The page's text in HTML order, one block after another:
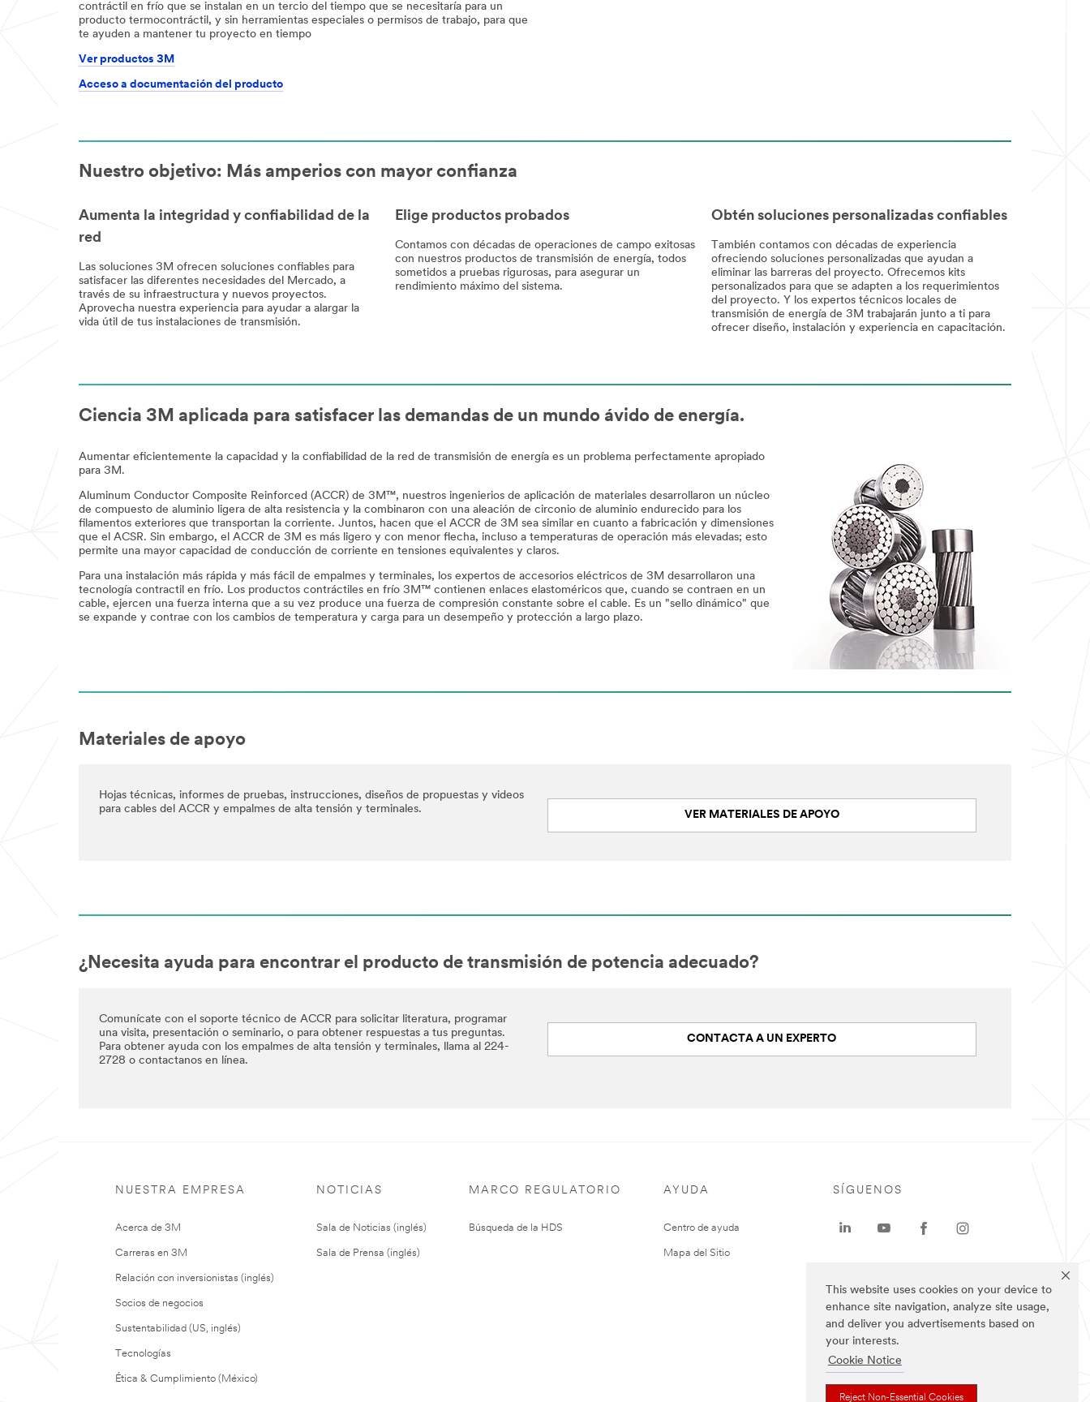
This website uses cookies on your device to
enhance site navigation, analyze site usage,
and deliver you advertisements based on
your interests.
Cookie Notice
Reject Non-Essential Cookies
contráctil en frío que se instalan en un tercio del tiempo que se necesitaría para un
producto termocontráctil, y sin herramientas especiales o permisos de trabajo, para que
te ayuden a mantener tu proyecto en tiempo
Ver productos 3M
Acceso a documentación del producto
Nuestro objetivo: Más amperios con mayor confianza
Aumenta la integridad y confiabilidad de la
red
Las soluciones 3M ofrecen soluciones confiables para
satisfacer las diferentes necesidades del Mercado, a
través de su infraestructura y nuevos proyectos.
Aprovecha nuestra experiencia para ayudar a alargar la
vida útil de tus instalaciones de transmisión.
Elige productos probados
Contamos con décadas de operaciones de campo exitosas
con nuestros productos de transmisión de energía, todos
sometidos a pruebas rigurosas, para asegurar un
rendimiento máximo del sistema.
Obtén soluciones personalizadas confiables
También contamos con décadas de experiencia
ofreciendo soluciones personalizadas que ayudan a
eliminar las barreras del proyecto. Ofrecemos kits
personalizados para que se adapten a los requerimientos
del proyecto. Y los expertos técnicos locales de
transmisión de energía de 3M trabajarán junto a ti para
ofrecer diseño, instalación y experiencia en capacitación.
Ciencia 3M aplicada para satisfacer las demandas de un mundo ávido de energía.
Aumentar eficientemente la capacidad y la confiabilidad de la red de transmisión de energía es un problema perfectamente apropiado
para 3M.
Aluminum Conductor Composite Reinforced (ACCR) de 3M™, nuestros ingenierios de aplicación de materiales desarrollaron un núcleo
de compuesto de aluminio ligera de alta resistencia y la combinaron con una aleación de circonio de aluminio endurecido para los
filamentos exteriores que transportan la corriente. Juntos, hacen que el ACCR de 3M sea similar en cuanto a fabricación y dimensiones
que el ACSR. Sin embargo, el ACCR de 3M es más ligero y con menor flecha, incluso a temperaturas de operación más elevadas; esto
permite una mayor capacidad de conducción de corriente en tensiones equivalentes y claros.
Para una instalación más rápida y más fácil de empalmes y terminales, los expertos de accesorios eléctricos de 3M desarrollaron una
tecnología contractil en frío. Los productos contráctiles en frío 3M™ contienen enlaces elastoméricos que, cuando se contraen en un
cable, ejercen una fuerza interna que a su vez produce una fuerza de compresión constante sobre el cable. Es un "sello dinámico" que
se expande y contrae con los cambios de temperatura y carga para un desempeño y protección a largo plazo.
Materiales de apoyo
Hojas técnicas, informes de pruebas, instrucciones, diseños de propuestas y videos
para cables del ACCR y empalmes de alta tensión y terminales.
VER MATERIALES DE APOYO
¿Necesita ayuda para encontrar el producto de transmisión de potencia adecuado?
Comunícate con el soporte técnico de ACCR para solicitar literatura, programar
una visita, presentación o seminario, o para obtener respuestas a tus preguntas.
Para obtener ayuda con los empalmes de alta tensión y terminales, llama al 224-
2728 o contactanos en línea.
CONTACTA A UN EXPERTO
NUESTRA EMPRESA
Acerca de 3M
Carreras en 3M
Relación con inversionistas (inglés)
Socios de negocios
Sustentabilidad (US, inglés)
Tecnologías
Ética & Cumplimiento (México)
NOTICIAS
Sala de Noticias (inglés)
Sala de Prensa (inglés)
MARCO REGULATORIO
Búsqueda de la HDS
AYUDA
Centro de ayuda
Mapa del Sitio
SÍGUENOS